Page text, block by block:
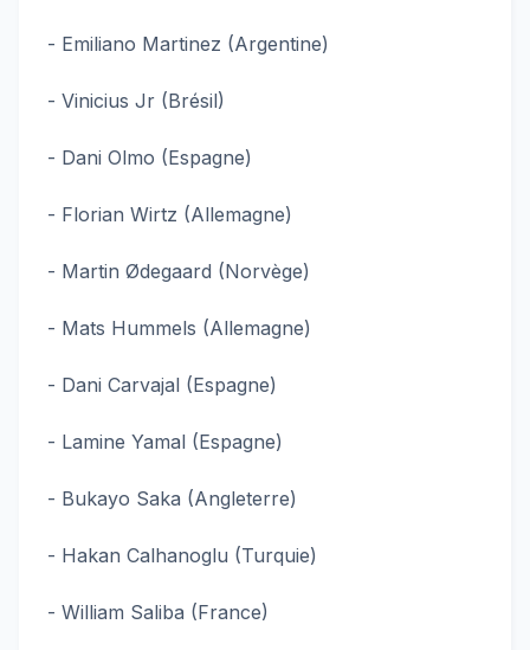
- Emiliano Martinez (Argentine)
- Vinicius Jr (Brésil)
- Dani Olmo (Espagne)
- Florian Wirtz (Allemagne)
- Martin Ødegaard (Norvège)
- Mats Hummels (Allemagne)
- Dani Carvajal (Espagne)
- Lamine Yamal (Espagne)
- Bukayo Saka (Angleterre)
- Hakan Calhanoglu (Turquie)
- William Saliba (France)